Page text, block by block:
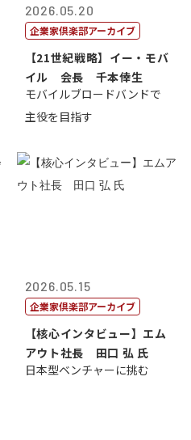
2026.05.20
企業家倶楽部アーカイブ
【21世紀戦略】イー・モバ
イル 会長 千本倖生
モバイルブロードバンドで
主役を目指す
2026.05.15
企業家倶楽部アーカイブ
【核心インタビュー】エム
アウト社長 田口 弘 氏
日本型ベンチャーに挑む